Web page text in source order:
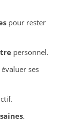
pour rester
personnel.
ses
saines.